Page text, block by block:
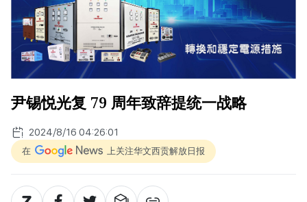
尹锡悦光复 79 周年致辞提统一战略
2024/8/16 04:26:01
在 上关注华文西贡解放日报